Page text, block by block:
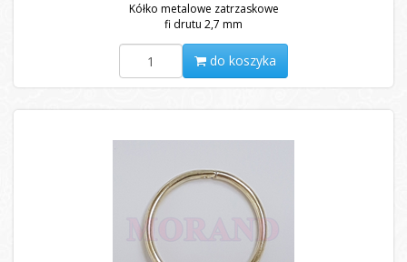
Kółko metalowe zatrzaskowe
fi drutu 2,7 mm
do koszyka